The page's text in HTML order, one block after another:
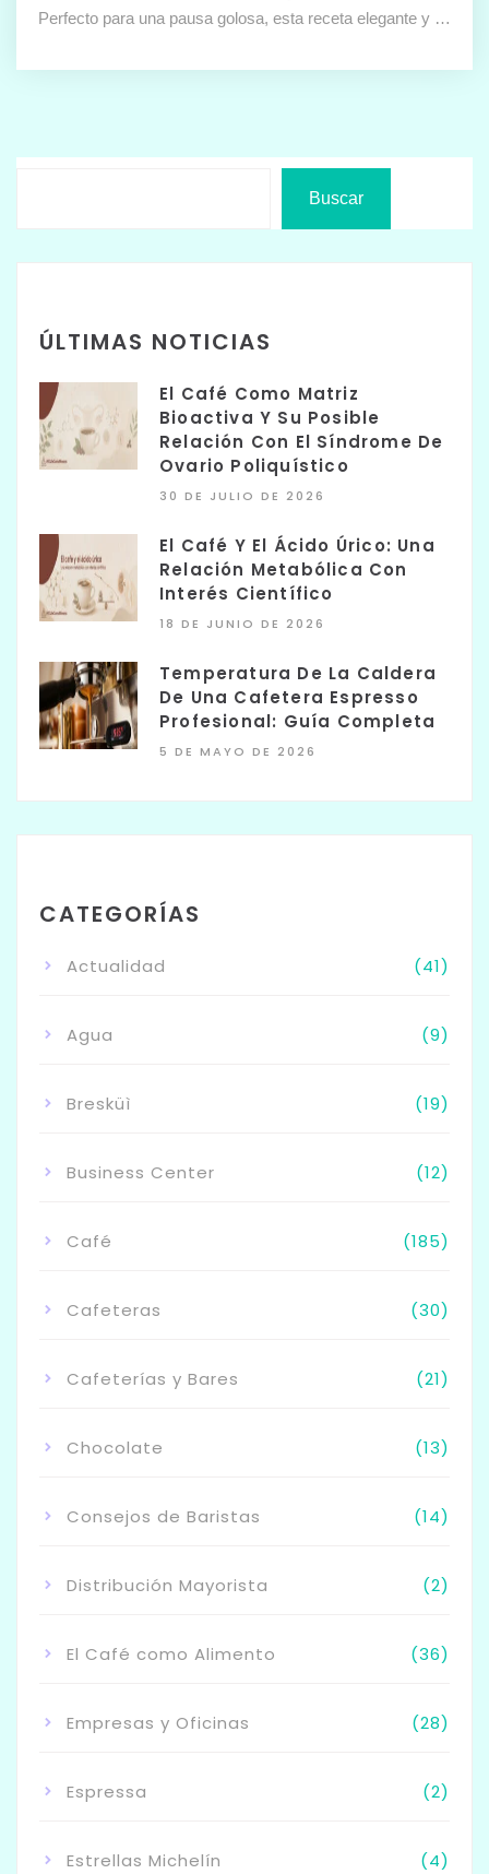
Perfecto para una pausa golosa, esta receta elegante y …
Buscar
ÚLTIMAS NOTICIAS
El Café Como Matriz
Bioactiva Y Su Posible
Relación Con El Síndrome De
Ovario Poliquístico
30 DE JULIO DE 2026
El Café Y El Ácido Úrico: Una
Relación Metabólica Con
Interés Científico
18 DE JUNIO DE 2026
Temperatura De La Caldera
De Una Cafetera Espresso
Profesional: Guía Completa
5 DE MAYO DE 2026
CATEGORÍAS
Actualidad (41)
Agua (9)
Bresküì (19)
Business Center (12)
Café (185)
Cafeteras (30)
Cafeterías y Bares (21)
Chocolate (13)
Consejos de Baristas (14)
Distribución Mayorista (2)
El Café como Alimento (36)
Empresas y Oficinas (28)
Espressa (2)
Estrellas Michelín (4)